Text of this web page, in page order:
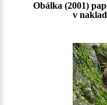
Obálka (2001)
v